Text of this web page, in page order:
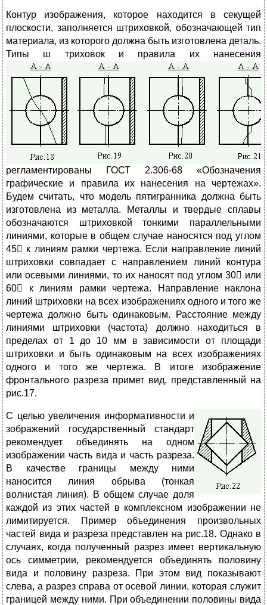
Контур изображения, которое находится в секущей
плоскости, заполняется штриховкой, обозначающей тип
материала, из которого должна быть изготовлена деталь.
Типы ш триховок и правила их нанесения
регламентированы ГОСТ 2.306-68 «Обозначения
графические и правила их нанесения на чертежах».
Будем считать, что модель пятигранника должна быть
изготовлена из металла. Металлы и твердые сплавы
обозначаются штриховкой тонкими параллельными
линиями, которые в общем случае наносятся под углом
45 к линиям рамки чертежа. Если направление линий
штриховки совпадает с направлением линий контура
или осевыми линиями, то их наносят под углом 30 или
60 к линиям рамки чертежа. Направление наклона
линий штриховки на всех изображениях одного и того же
чертежа должно быть одинаковым. Расстояние между
линиями штриховки (частота) должно находиться в
пределах от 1 до 10 мм в зависимости от площади
штриховки и быть одинаковым на всех изображениях
одного и того же чертежа. В итоге изображение
фронтального разреза примет вид, представленный на
рис.17.
С целью увеличения информативности и
зображений государственный стандарт
рекомендует объединять на одном
изображении часть вида и часть разреза.
В качестве границы между ними
наносится линия обрыва (тонкая
волнистая линия). В общем случае доля
каждой из этих частей в комплексном изображении не
лимитируется. Пример объединения произвольных
частей вида и разреза представлен на рис.18. Однако в
случаях, когда полученный разрез имеет вертикальную
ось симметрии, рекомендуется объединять половину
вида и половину разреза. При этом вид показывают
слева, а разрез справа от осевой линии, которая служит
границей между ними. При объединении половины вида